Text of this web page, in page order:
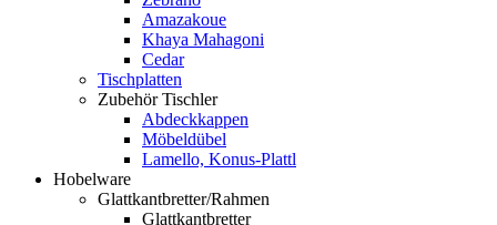
Amazakoue
Khaya Mahagoni
Cedar
Tischplatten
Zubehör Tischler
Abdeckkappen
Möbeldübel
Lamello, Konus-Plattl
Hobelware
Glattkantbretter/Rahmen
Glattkantbretter